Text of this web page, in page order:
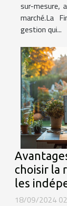
sur-mesure,
marché.La
gestion qui...
choisir la
les
18/09/2024